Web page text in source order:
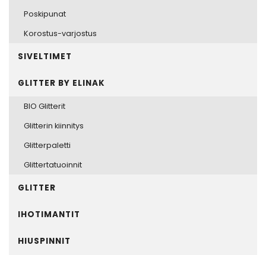
Poskipunat
Korostus-varjostus
SIVELTIMET
GLITTER BY ELINAK
BIO Glitterit
Glitterin kiinnitys
Glitterpaletti
Glittertatuoinnit
GLITTER
IHOTIMANTIT
HIUSPINNIT